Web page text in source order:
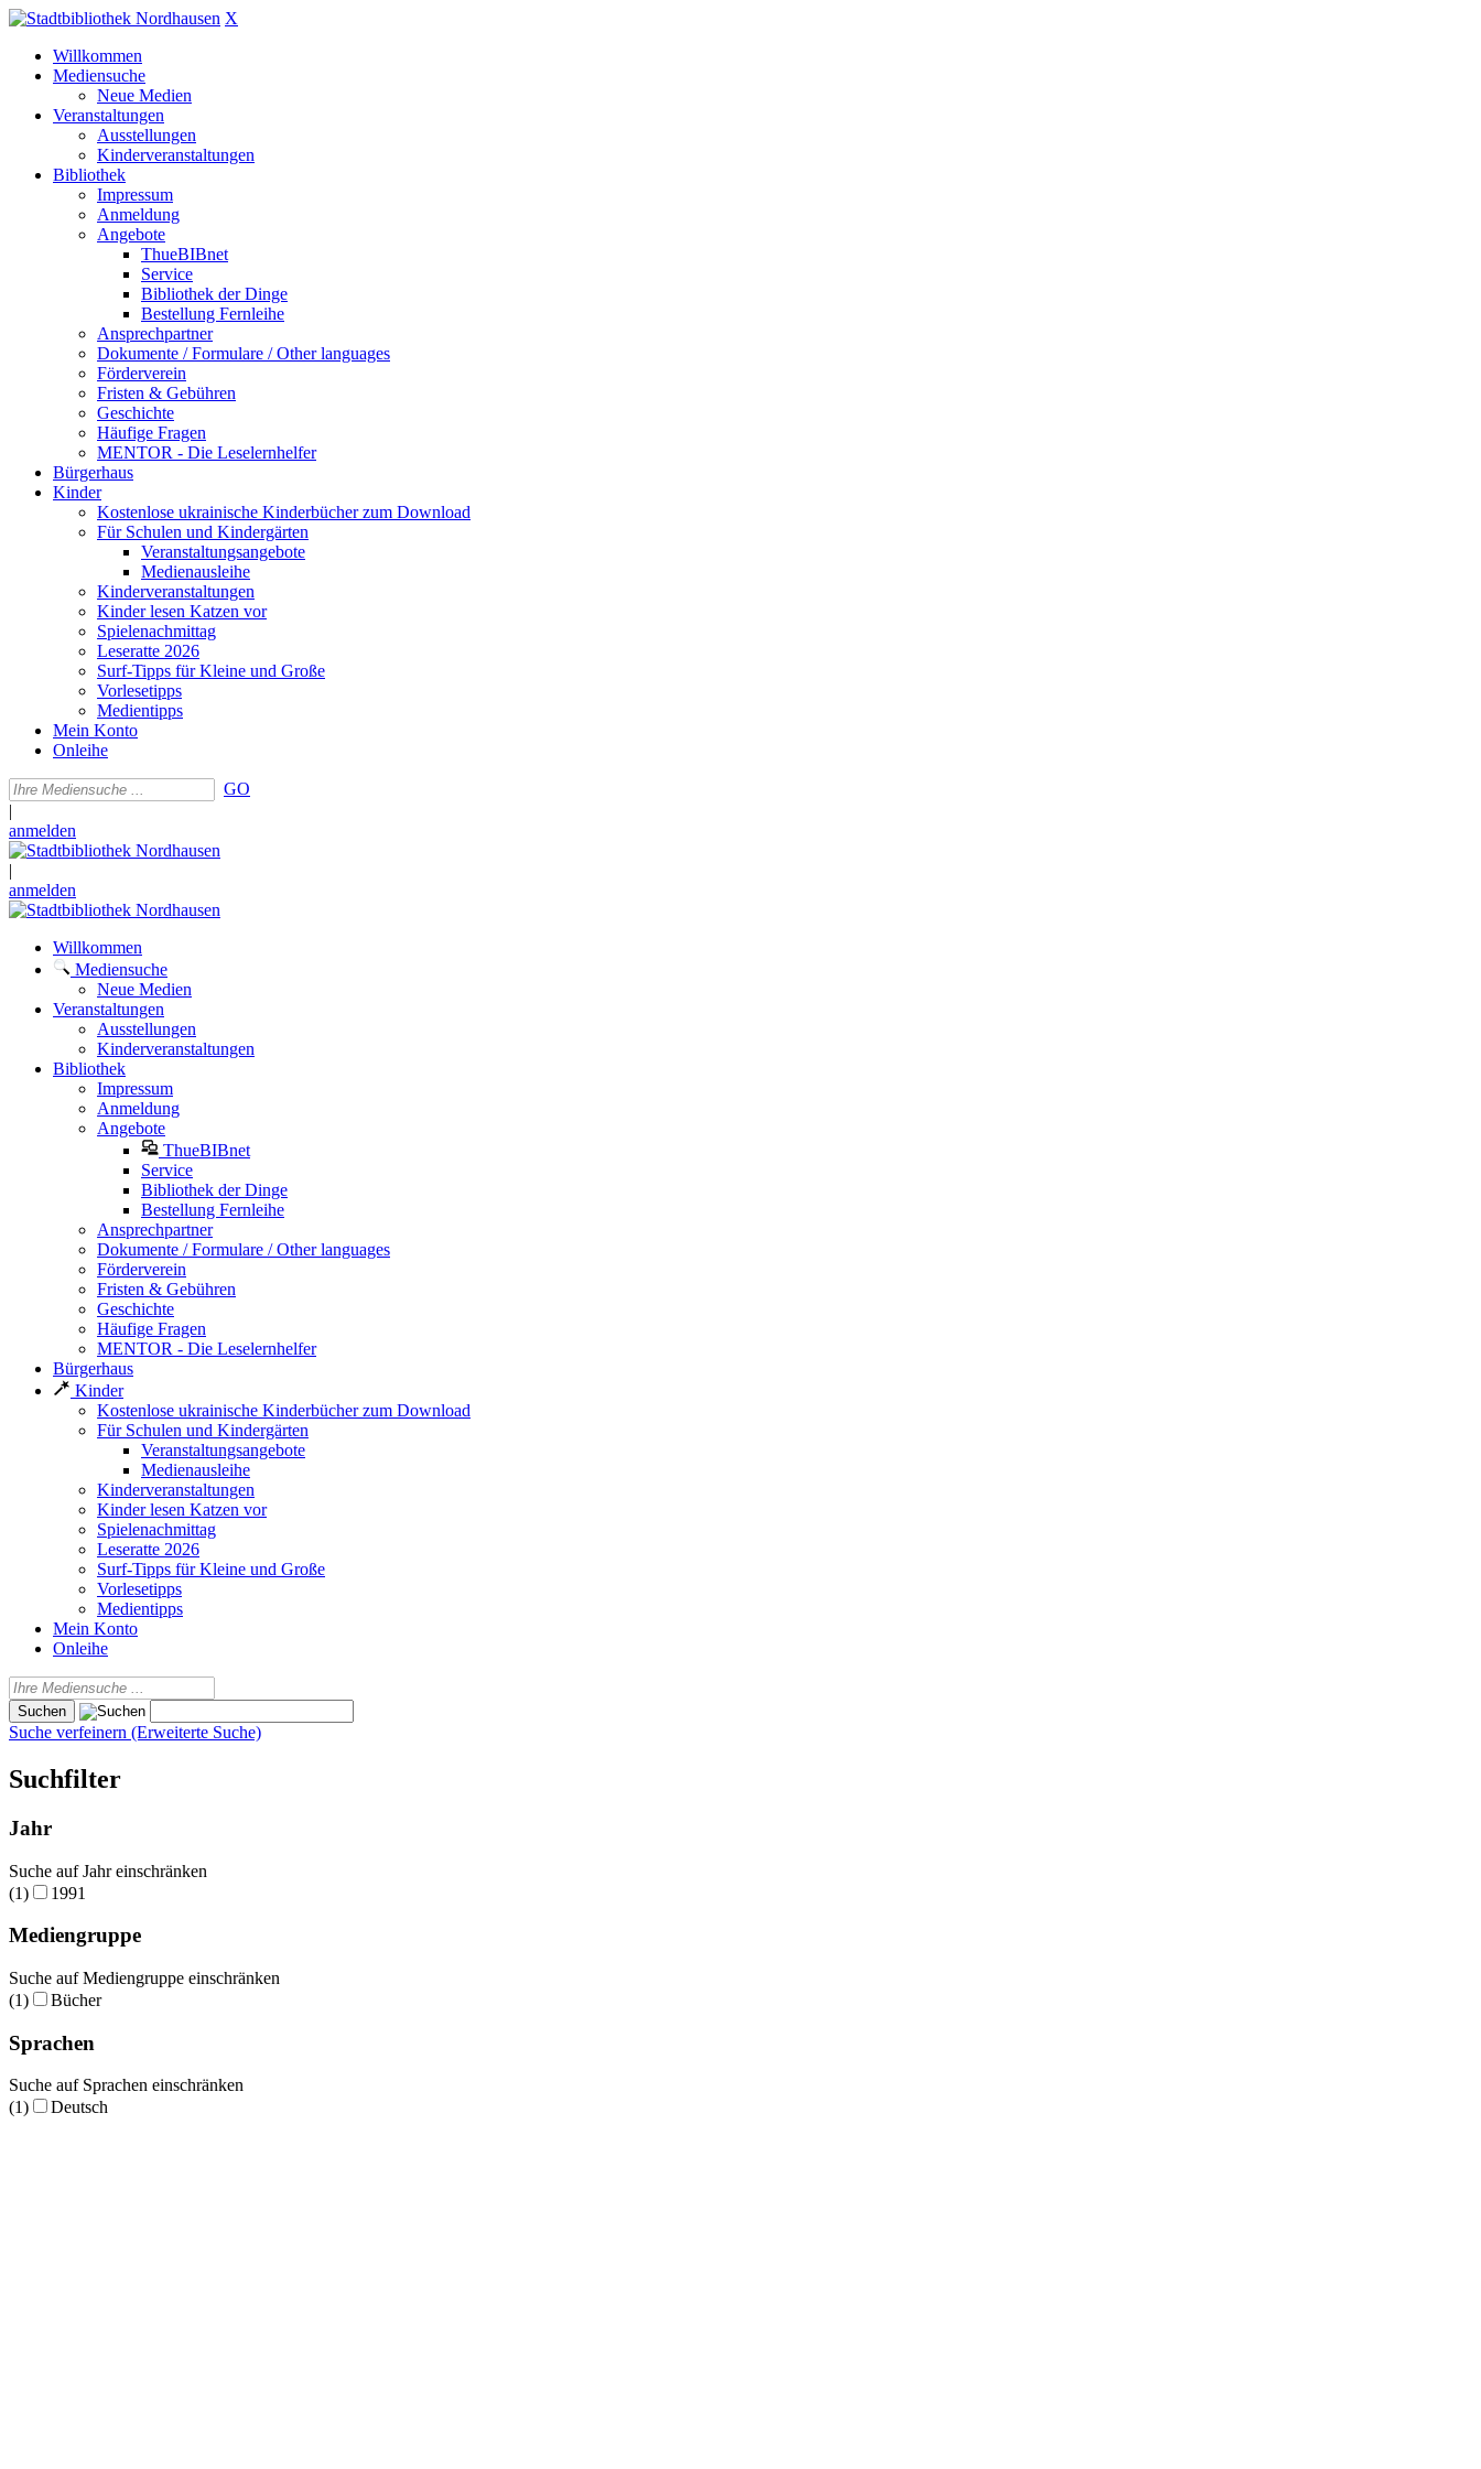
X
Willkommen
Mediensuche
Neue Medien
Veranstaltungen
Ausstellungen
Kinderveranstaltungen
Bibliothek
Impressum
Anmeldung
Angebote
ThueBIBnet
Service
Bibliothek der Dinge
Bestellung Fernleihe
Ansprechpartner
Dokumente / Formulare / Other languages
Förderverein
Fristen & Gebühren
Geschichte
Häufige Fragen
MENTOR - Die Leselernhelfer
Bürgerhaus
Kinder
Kostenlose ukrainische Kinderbücher zum Download
Für Schulen und Kindergärten
Veranstaltungsangebote
Medienausleihe
Kinderveranstaltungen
Kinder lesen Katzen vor
Spielenachmittag
Leseratte 2026
Surf-Tipps für Kleine und Große
Vorlesetipps
Medientipps
Mein Konto
Onleihe
GO
|
anmelden
|
anmelden
Willkommen
Mediensuche
Neue Medien
Veranstaltungen
Ausstellungen
Kinderveranstaltungen
Bibliothek
Impressum
Anmeldung
Angebote
ThueBIBnet
Service
Bibliothek der Dinge
Bestellung Fernleihe
Ansprechpartner
Dokumente / Formulare / Other languages
Förderverein
Fristen & Gebühren
Geschichte
Häufige Fragen
MENTOR - Die Leselernhelfer
Bürgerhaus
Kinder
Kostenlose ukrainische Kinderbücher zum Download
Für Schulen und Kindergärten
Veranstaltungsangebote
Medienausleihe
Kinderveranstaltungen
Kinder lesen Katzen vor
Spielenachmittag
Leseratte 2026
Surf-Tipps für Kleine und Große
Vorlesetipps
Medientipps
Mein Konto
Onleihe
Suche verfeinern (Erweiterte Suche)
Suchfilter
Jahr
Suche auf Jahr einschränken
(1)
1991
Mediengruppe
Suche auf Mediengruppe einschränken
(1)
Bücher
Sprachen
Suche auf Sprachen einschränken
(1)
Deutsch